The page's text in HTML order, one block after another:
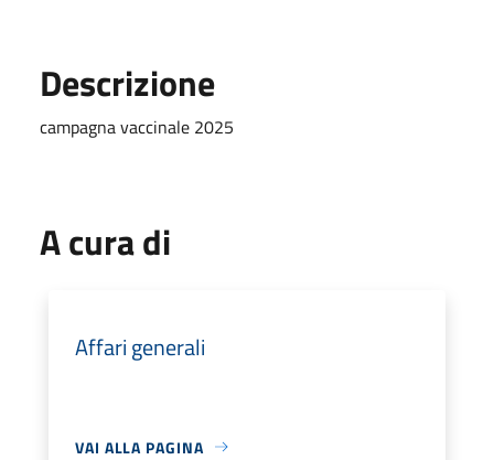
Descrizione
campagna vaccinale 2025
A cura di
Affari generali
VAI ALLA PAGINA